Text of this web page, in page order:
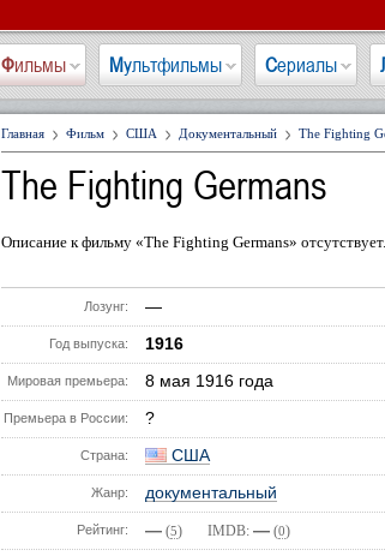
Фильмы Мультфильмы Сериалы
Главная Фильм США Документальный The Fighting
The Fighting Germans
Описание к фильму «The Fighting Germans» отсутствует.
Лозунг: —
Год выпуска: 1916
Мировая премьера: 8 мая 1916 года
Премьера в России: ?
Страна: США
Жанр: документальный
Рейтинг: — (5) IMDB: — (0)